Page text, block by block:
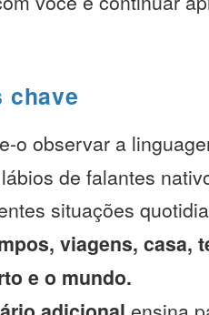
chave
o observar a
de falantes
situações
viagens, casa,
e o mundo.